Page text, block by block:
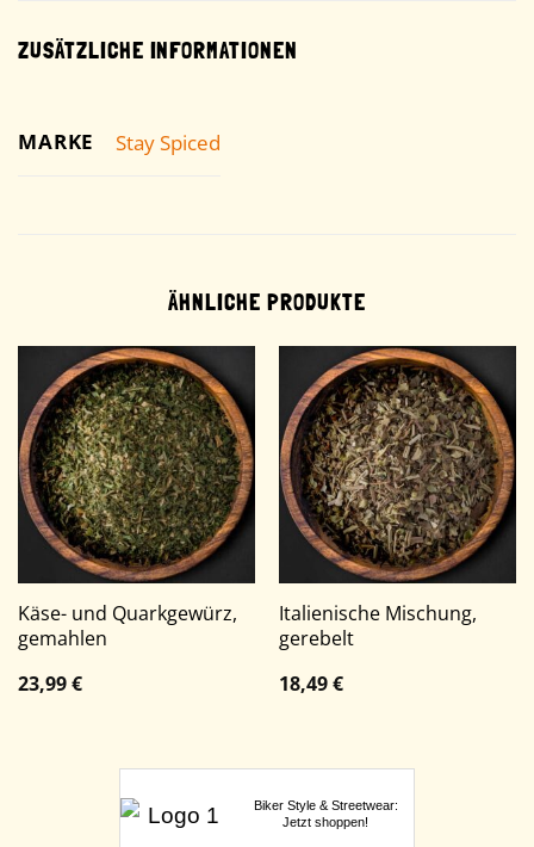
ZUSÄTZLICHE INFORMATIONEN
MARKE Stay Spiced
ÄHNLICHE PRODUKTE
Käse- und Quarkgewürz,
gemahlen
23,99€
Italienische Mischung,
gerebelt
18,49€
Biker Style & Streetwear:
Jetzt shoppen!